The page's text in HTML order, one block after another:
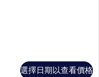
選擇日期以查看價格